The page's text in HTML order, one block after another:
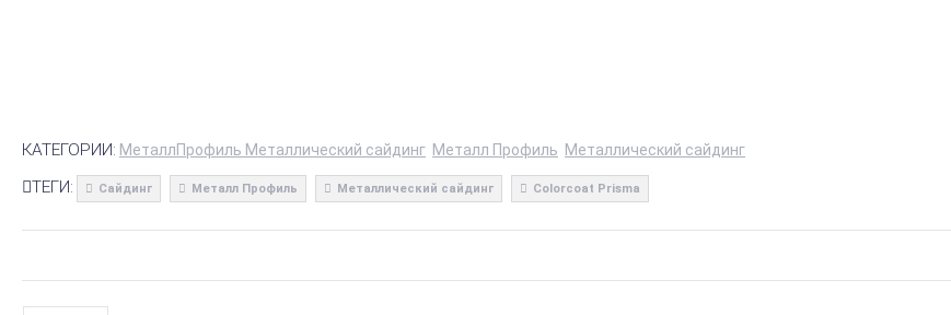
КАТЕГОРИИ: МеталлПрофиль Металлический сайдинг Металл Профиль Металлический сайдинг
ТЕГИ: Сайдинг Металл Профиль Металлический сайдинг Colorcoat Prisma